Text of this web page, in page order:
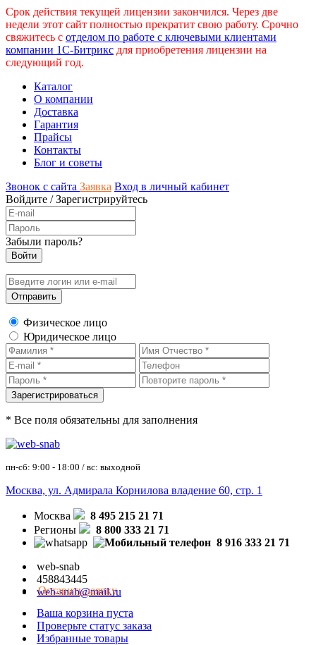
Срок действия текущей лицензии закончился. Через две
недели этот сайт полностью прекратит свою работу. Срочно
свяжитесь с отделом по работе с ключевыми клиентами
компании 1С-Битрикс для приобретения лицензии на
следующий год.
Каталог
О компании
Доставка
Гарантия
Прайсы
Контакты
Блог и советы
Звонок с сайта Заявка Вход в личный кабинет
Войдите /Зарегистрируйтесь
Забыли пароль?
Физическое лицо
Юридическое лицо
* Все поля обязательны для заполнения
пн-сб: 9:00 - 18:00 / вс: выходной
Москва, ул. Адмирала Корнилова владение 60, стр. 1
Москва
8 495 215 21 71
Регионы
8 800 333 21 71
8 916 333 21 71
web-snab
458843445
web-snab@mail.ru
Оставить заявку
Ваша корзина пуста
Проверьте статус заказа
Избранные товары